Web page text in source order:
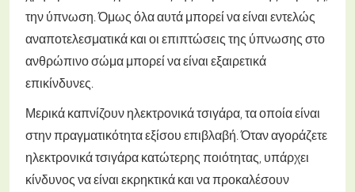
την ύπνωση. Όμως όλα αυτά μπορεί να είναι εντελώς
αναποτελεσματικά και οι επιπτώσεις της ύπνωσης στο
ανθρώπινο σώμα μπορεί να είναι εξαιρετικά
επικίνδυνες.
Μερικά καπνίζουν ηλεκτρονικά τσιγάρα, τα οποία είναι
στην πραγματικότητα εξίσου επιβλαβή. Όταν αγοράζετε
ηλεκτρονικά τσιγάρα κατώτερης ποιότητας, υπάρχει
κίνδυνος να είναι εκρηκτικά και να προκαλέσουν